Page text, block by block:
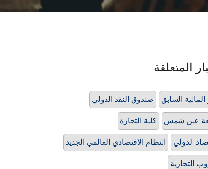
المتعلقة
صندوق النقد الدولي المالية السابق
كلية التجارة عين شمس
النظام الاقتصادي العالمي الجديد الدولي
التجارية